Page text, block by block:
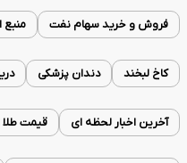
فروش و خرید سهام نفت منبع
کاخ لبخند دندان پزشکی
آخرین اخبار لحظه ای قیمت طلا